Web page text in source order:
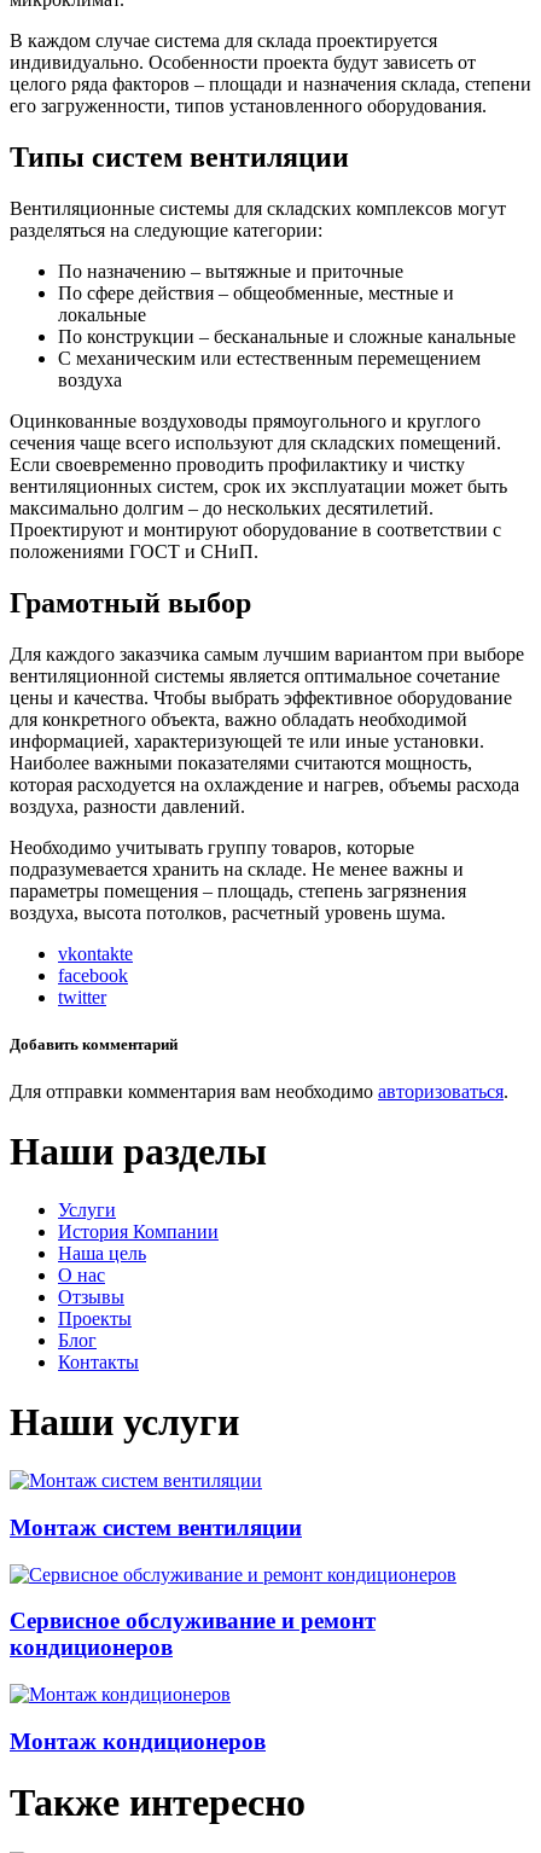
В каждом случае система для склада проектируется
индивидуально. Особенности проекта будут зависеть от
целого ряда факторов – площади и назначения склада, степени
его загруженности, типов установленного оборудования.
Типы систем вентиляции
Вентиляционные системы для складских комплексов могут
разделяться на следующие категории:
По назначению – вытяжные и приточные
По сфере действия – общеобменные, местные и
локальные
По конструкции – бесканальные и сложные канальные
С механическим или естественным перемещением
воздуха
Оцинкованные воздуховоды прямоугольного и круглого
сечения чаще всего используют для складских помещений.
Если своевременно проводить профилактику и чистку
вентиляционных систем, срок их эксплуатации может быть
максимально долгим – до нескольких десятилетий.
Проектируют и монтируют оборудование в соответствии с
положениями ГОСТ и СНиП.
Грамотный выбор
Для каждого заказчика самым лучшим вариантом при выборе
вентиляционной системы является оптимальное сочетание
цены и качества. Чтобы выбрать эффективное оборудование
для конкретного объекта, важно обладать необходимой
информацией, характеризующей те или иные установки.
Наиболее важными показателями считаются мощность,
которая расходуется на охлаждение и нагрев, объемы расхода
воздуха, разности давлений.
Необходимо учитывать группу товаров, которые
подразумевается хранить на складе. Не менее важны и
параметры помещения – площадь, степень загрязнения
воздуха, высота потолков, расчетный уровень шума.
vkontakte
facebook
twitter
Добавить комментарий
Для отправки комментария вам необходимо авторизоваться.
Наши разделы
Услуги
История Компании
Наша цель
О нас
Отзывы
Проекты
Блог
Контакты
Наши услуги
Монтаж систем вентиляции
Сервисное обслуживание и ремонт
кондиционеров
Монтаж кондиционеров
Также интересно